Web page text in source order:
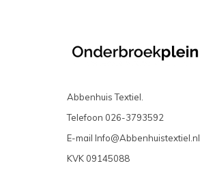
Abbenhuis Textiel.
Telefoon 026-3793592
E-mail Info@Abbenhuistextiel.nl
KVK 09145088